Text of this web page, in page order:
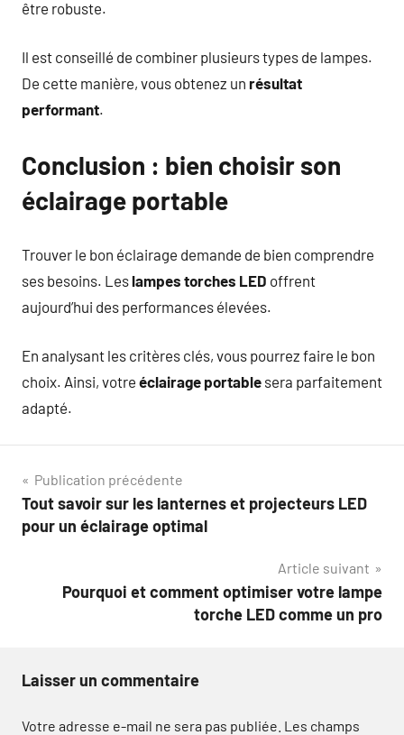
être robuste.
Il est conseillé de combiner plusieurs types de lampes.
De cette manière, vous obtenez un résultat
performant.
Conclusion : bien choisir son
éclairage portable
Trouver le bon éclairage demande de bien comprendre
ses besoins. Leslampes torches LED offrent
aujourd’hui des performances élevées.
En analysant les critères clés, vous pourrez faire le bon
choix. Ainsi, votre éclairage portable sera parfaitement
adapté.
Navigation
de
Publication précédente
Tout savoir sur les lanternes et projecteurs LED
pour un éclairage optimal
Article suivant
Pourquoi et comment optimiser votre lampe
torche LED comme un pro
Laisser un commentaire
Votre adresse e-mail ne sera pas publiée. Les champs